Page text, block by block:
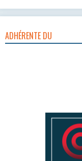
ADHÉRENTE DU